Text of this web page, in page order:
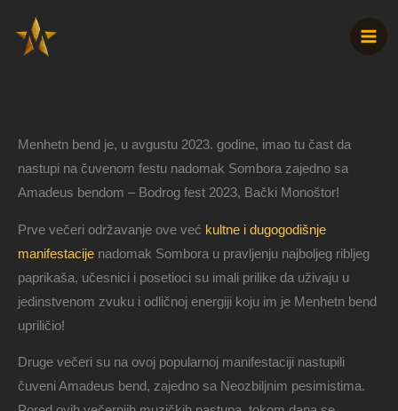
sadržaj
Menhetn bend je, u avgustu 2023. godine, imao tu čast da
nastupi na čuvenom festu nadomak Sombora zajedno sa
Amadeus bendom – Bodrog fest 2023, Bački Monoštor!
Prve večeri održavanje ove već kultne i dugogodišnje
manifestacije nadomak Sombora u pravljenju najboljeg ribljeg
paprikaša, učesnici i posetioci su imali prilike da uživaju u
jedinstvenom zvuku i odličnoj energiji koju im je Menhetn bend
upriličio!
Druge večeri su na ovoj popularnoj manifestaciji nastupili
čuveni Amadeus bend, zajedno sa Neozbiljnim pesimistima.